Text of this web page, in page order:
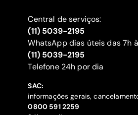
Central de serviços:
(11) 5039-2195
WhatsApp dias úteis das 7h
(11) 5039-2195
‍Telefone 24h por dia
SAC:
informações gerais,
‍0800 591 2259